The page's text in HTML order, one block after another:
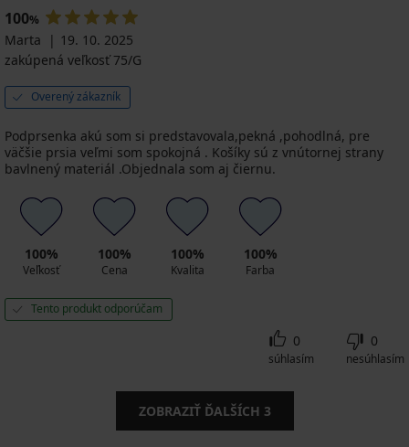
100%
Marta
19. 10. 2025
zakúpená veľkosť 75/G
Overený zákazník
Podprsenka akú som si predstavovala,pekná ,pohodlná, pre
väčšie prsia veľmi som spokojná . Košíky sú z vnútornej strany
bavlnený materiál .Objednala som aj čiernu.
100%
Veľkosť
100%
Cena
100%
Kvalita
100%
Farba
Tento produkt odporúčam
0
súhlasím
0
nesúhlasím
ZOBRAZIŤ ĎALŠÍCH 3